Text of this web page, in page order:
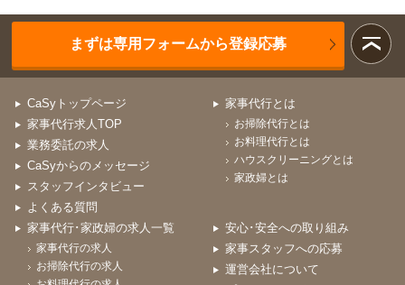
まずは専用フォームから登録応募
CaSyトップページ
家事代行求人TOP
業務委託の求人
CaSyからのメッセージ
スタッフインタビュー
よくある質問
家事代行とは
お掃除代行とは
お料理代行とは
ハウスクリーニングとは
家政婦とは
家事代行･家政婦の求人一覧
家事代行の求人
お掃除代行の求人
安心･安全への取り組み
家事スタッフへの応募
運営会社について